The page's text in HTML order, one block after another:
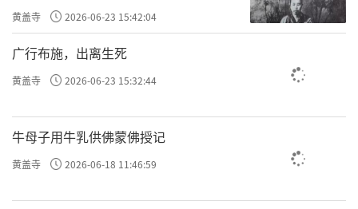
黄盖寺 2026-06-23 15:42:04
广行布施，出离生死
黄盖寺 2026-06-23 15:32:44
牛母子用牛乳供佛蒙佛授记
黄盖寺 2026-06-18 11:46:59